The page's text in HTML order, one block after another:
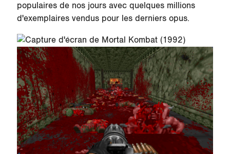
populaires de nos jours avec quelques millions
d'exemplaires vendus pour les derniers opus.